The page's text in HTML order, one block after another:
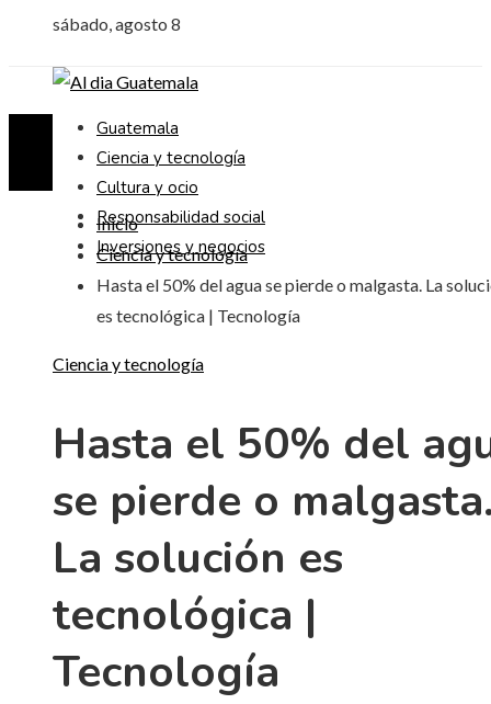
sábado, agosto 8
Guatemala
Ciencia y tecnología
Cultura y ocio
Responsabilidad social
Inversiones y negocios
Inicio
Ciencia y tecnología
Hasta el 50% del agua se pierde o malgasta. La
es tecnológica | Tecnología
Ciencia y tecnología
Hasta el 50% del
se pierde o
La solución es
tecnológica |
Tecnología